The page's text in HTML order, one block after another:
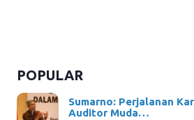
POPULAR
Sumarno: Perjalanan
Auditor Muda…